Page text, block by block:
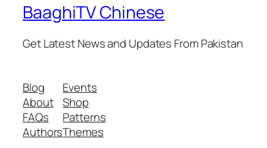
BaaghiTV Chinese
Get Latest News and Updates From Pakistan
Blog
About
FAQs
Authors
Events
Shop
Patterns
Themes